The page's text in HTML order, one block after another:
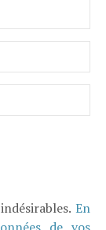
En
de vos